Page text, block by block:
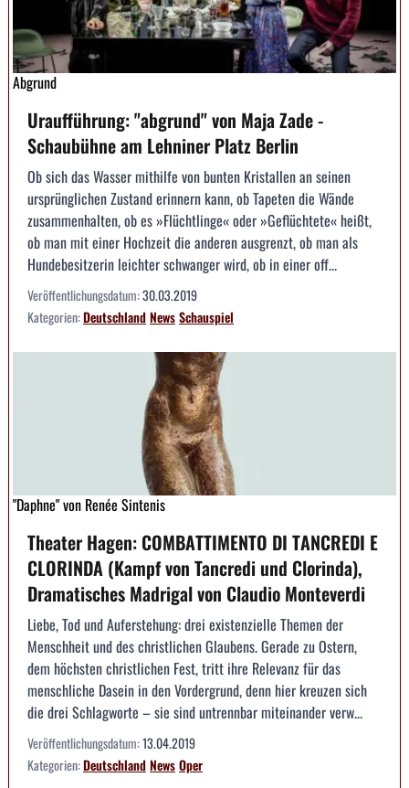
Abgrund
Uraufführung: "abgrund" von Maja Zade -
Schaubühne am Lehniner Platz Berlin
Ob sich das Wasser mithilfe von bunten Kristallen an seinen
ursprünglichen Zustand erinnern kann, ob Tapeten die Wände
zusammenhalten, ob es »Flüchtlinge« oder »Geflüchtete« heißt,
ob man mit einer Hochzeit die anderen ausgrenzt, ob man als
Hundebesitzerin leichter schwanger wird, ob in einer off...
Veröffentlichungsdatum:30.03.2019
Kategorien:DeutschlandNewsSchauspiel
"Daphne" von Renée Sintenis
Theater Hagen: COMBATTIMENTO DI TANCREDI E
CLORINDA (Kampf von Tancredi und Clorinda),
Dramatisches Madrigal von Claudio Monteverdi
Liebe, Tod und Auferstehung: drei existenzielle Themen der
Menschheit und des christlichen Glaubens. Gerade zu Ostern,
dem höchsten christlichen Fest, tritt ihre Relevanz für das
menschliche Dasein in den Vordergrund, denn hier kreuzen sich
die drei Schlagworte – sie sind untrennbar miteinander verw...
Veröffentlichungsdatum:13.04.2019
Kategorien:DeutschlandNewsOper